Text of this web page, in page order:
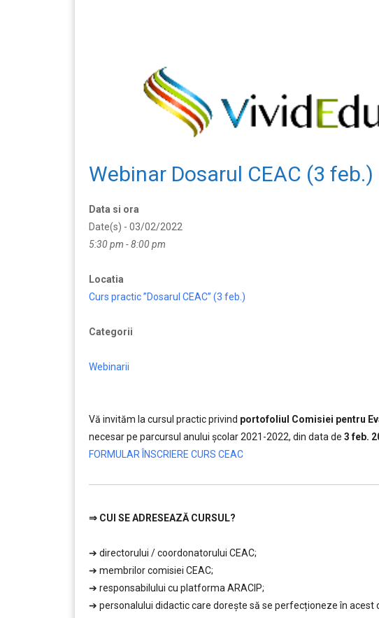
Webinar Dosarul CEAC (3 feb.)
Data si ora
Date(s) - 03/02/2022
5:30 pm - 8:00 pm
Locatia
Curs practic ”Dosarul CEAC” (3 feb.)
Categorii
Webinarii
Vă invităm la cursul practic privind portofoliul Comisiei pentru
necesar pe parcursul anului școlar 2021-2022, din data de 3 feb.
FORMULAR ÎNSCRIERE CURS CEAC
⇒ CUI SE ADRESEAZĂ CURSUL?
➔ directorului / coordonatorului CEAC;
➔ membrilor comisiei CEAC;
➔ responsabilului cu platforma ARACIP;
➔ personalului didactic care doreşte să se perfecționeze în acest